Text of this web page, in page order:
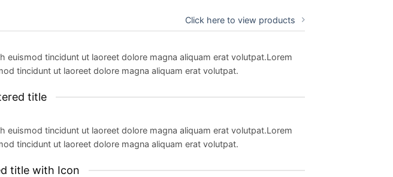
Click here to view products
tincidunt ut laoreet dolore magna aliquam erat volutpat.Lorem
tincidunt ut laoreet dolore magna aliquam erat volutpat.
title
tincidunt ut laoreet dolore magna aliquam erat volutpat.Lorem
tincidunt ut laoreet dolore magna aliquam erat volutpat.
title with Icon